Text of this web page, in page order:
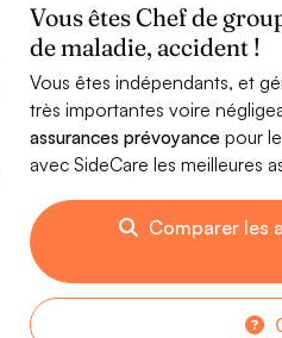
Vous êtes Chef de
de maladie, accident !
Vous êtes indépendants, et
très importantes voire
assurances prévoyancepour
avec SideCare les meilleures
Comparer les